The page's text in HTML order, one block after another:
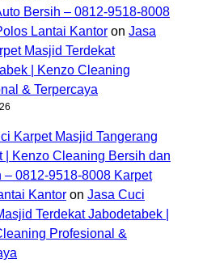
Bersih – 0812-9518-8008
Lantai Kantor on Jasa
Masjid Terdekat
| Kenzo Cleaning
& Terpercaya
Karpet Masjid Tangerang
| Kenzo Cleaning Bersih dan
– 0812-9518-8008 Karpet
Kantor on Jasa Cuci
Terdekat Jabodetabek |
Profesional &